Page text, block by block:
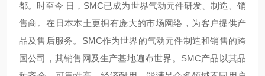
都。时至今 日，SMC已成为世界气动元件研发、制造、销
售商。在日本本土更拥有庞大的市场网络，为客户提供产
品及售后服务。SMC作为世界的气动元件制造和销售的跨
国公司，其销售网及生产基地遍布世界。SMC产品以其品